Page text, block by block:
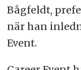
Bågfeldt,
när han
Event.